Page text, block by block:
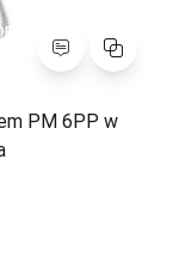
PM 6PP w